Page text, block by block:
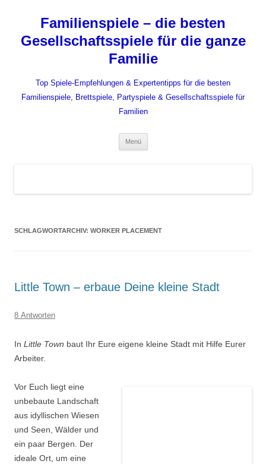
springenFamilienspiele – die besten
Gesellschaftsspiele für die ganze
Familie
Top Spiele-Empfehlungen & Expertentipps für die besten
Familienspiele, Brettspiele, Partyspiele & Gesellschaftsspiele für
Familien
Menü
SCHLAGWORTARCHIV: WORKER PLACEMENT
Little Town – erbaue Deine kleine Stadt
8 Antworten
In Little Town baut Ihr Eure eigene kleine Stadt mit Hilfe Eurer
Arbeiter.
Vor Euch liegt eine
unbebaute Landschaft
aus idyllischen Wiesen
und Seen, Wälder und
ein paar Bergen. Der
ideale Ort, um eine